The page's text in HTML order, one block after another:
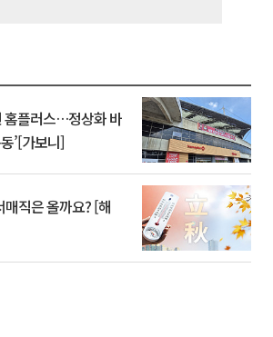
홈플러스…정상화 바
’[가보니]
직은 올까요? [해